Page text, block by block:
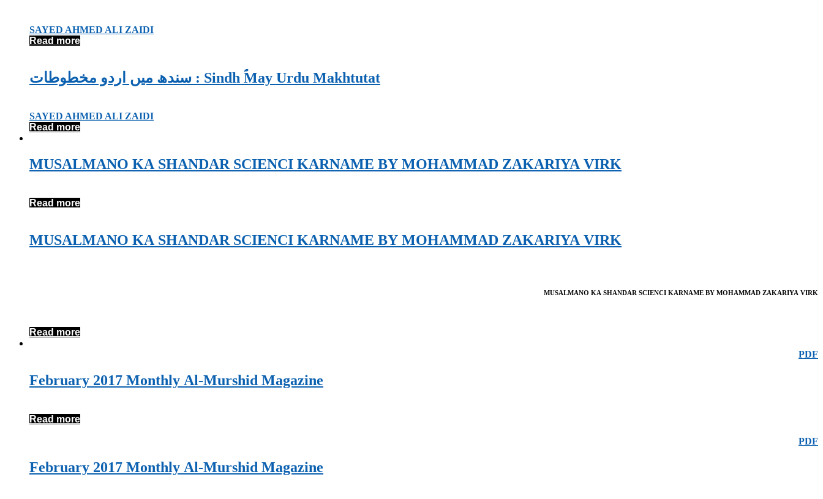
SAYED AHMED ALI ZAIDI
Read more
سندھ میں اردو مخطوطات : Sindh ؐMay Urdu Makhtutat
SAYED AHMED ALI ZAIDI
Read more
MUSALMANO KA SHANDAR SCIENCI KARNAME BY MOHAMMAD ZAKARIYA VIRK
Read more
MUSALMANO KA SHANDAR SCIENCI KARNAME BY MOHAMMAD ZAKARIYA VIRK
MUSALMANO KA SHANDAR SCIENCI KARNAME BY MOHAMMAD ZAKARIYA VIRK
Read more
PDF
February 2017 Monthly Al-Murshid Magazine
Read more
PDF
February 2017 Monthly Al-Murshid Magazine